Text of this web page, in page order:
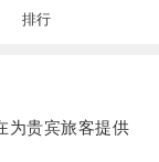
排行
贵宾旅客提供